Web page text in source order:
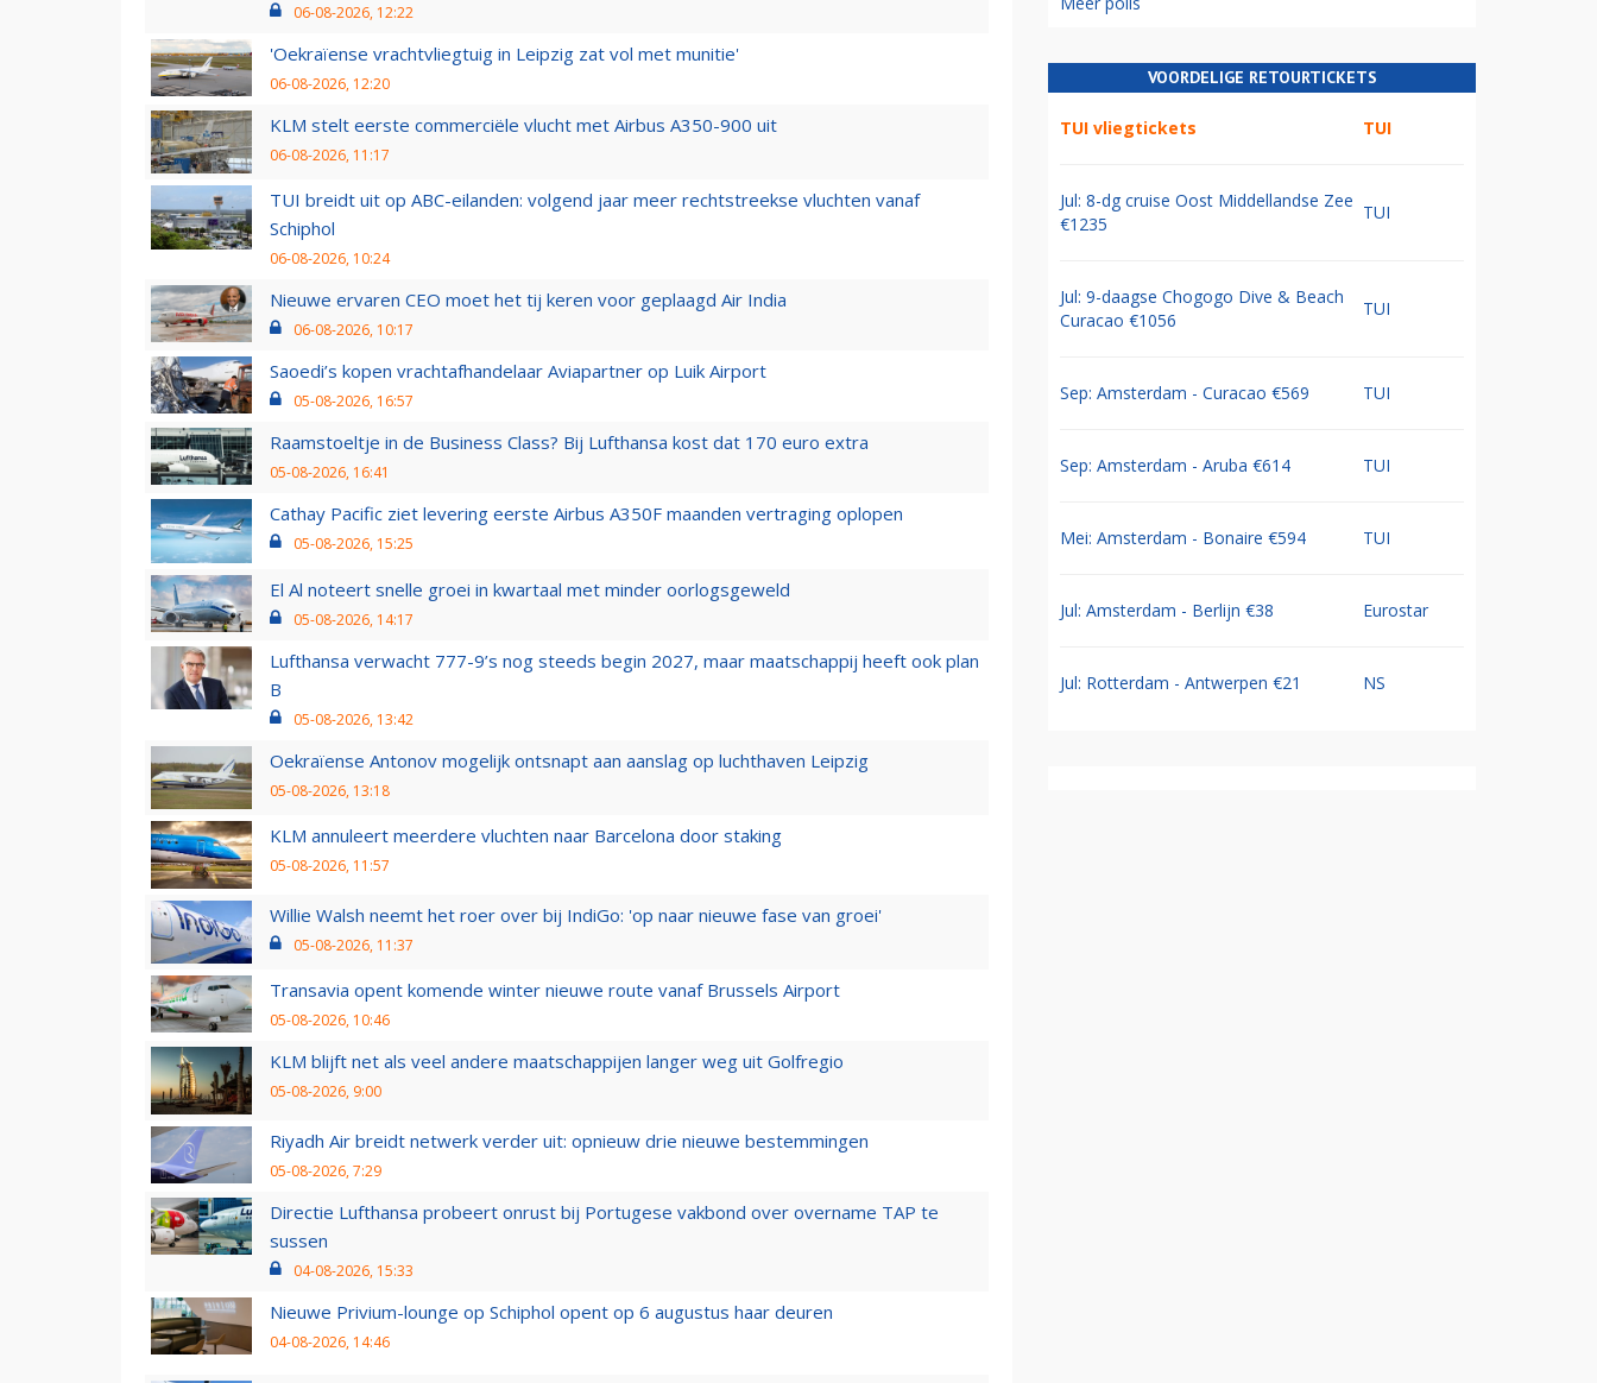
06-08-2026, 12:22
'Oekraïense vrachtvliegtuig in Leipzig zat vol met munitie'
06-08-2026, 12:20
KLM stelt eerste commerciële vlucht met Airbus A350-900 uit
06-08-2026, 11:17
TUI breidt uit op ABC-eilanden: volgend jaar meer rechtstreekse vluchten vanaf
Schiphol
06-08-2026, 10:24
Nieuwe ervaren CEO moet het tij keren voor geplaagd Air India
06-08-2026, 10:17
Saoedi’s kopen vrachtafhandelaar Aviapartner op Luik Airport
05-08-2026, 16:57
Raamstoeltje in de Business Class? Bij Lufthansa kost dat 170 euro extra
05-08-2026, 16:41
Cathay Pacific ziet levering eerste Airbus A350F maanden vertraging oplopen
05-08-2026, 15:25
El Al noteert snelle groei in kwartaal met minder oorlogsgeweld
05-08-2026, 14:17
Lufthansa verwacht 777-9’s nog steeds begin 2027, maar maatschappij heeft ook plan
B
05-08-2026, 13:42
Oekraïense Antonov mogelijk ontsnapt aan aanslag op luchthaven Leipzig
05-08-2026, 13:18
KLM annuleert meerdere vluchten naar Barcelona door staking
05-08-2026, 11:57
Willie Walsh neemt het roer over bij IndiGo: 'op naar nieuwe fase van groei'
05-08-2026, 11:37
Transavia opent komende winter nieuwe route vanaf Brussels Airport
05-08-2026, 10:46
KLM blijft net als veel andere maatschappijen langer weg uit Golfregio
05-08-2026, 9:00
Riyadh Air breidt netwerk verder uit: opnieuw drie nieuwe bestemmingen
05-08-2026, 7:29
Directie Lufthansa probeert onrust bij Portugese vakbond over overname TAP te
sussen
04-08-2026, 15:33
Nieuwe Privium-lounge op Schiphol opent op 6 augustus haar deuren
04-08-2026, 14:46
VOORDELIGE RETOURTICKETS
TUI vliegtickets TUI
Jul: 8-dg cruise Oost Middellandse Zee
€1235
TUI
Jul: 9-daagse Chogogo Dive & Beach
Curacao €1056
TUI
Sep: Amsterdam - Curacao €569 TUI
Sep: Amsterdam - Aruba €614 TUI
Mei: Amsterdam - Bonaire €594 TUI
Jul: Amsterdam - Berlijn €38 Eurostar
Jul: Rotterdam - Antwerpen €21 NS